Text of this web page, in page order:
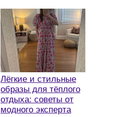
Лёгкие и стильные
образы для тёплого
отдыха: советы от
модного эксперта